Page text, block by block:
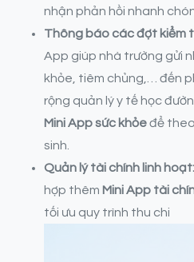
nhận phản hồi nhanh
Thông báo các đợt kiểm
App giúp nhà trường gửi
khỏe, tiêm chủng,… đến
rộng quản lý y tế học
Mini App sức khỏeđể
sinh.
Quản lý tài chính linh hoạt:
hợp thêm Mini App tài
tối ưu quy trình thu chi